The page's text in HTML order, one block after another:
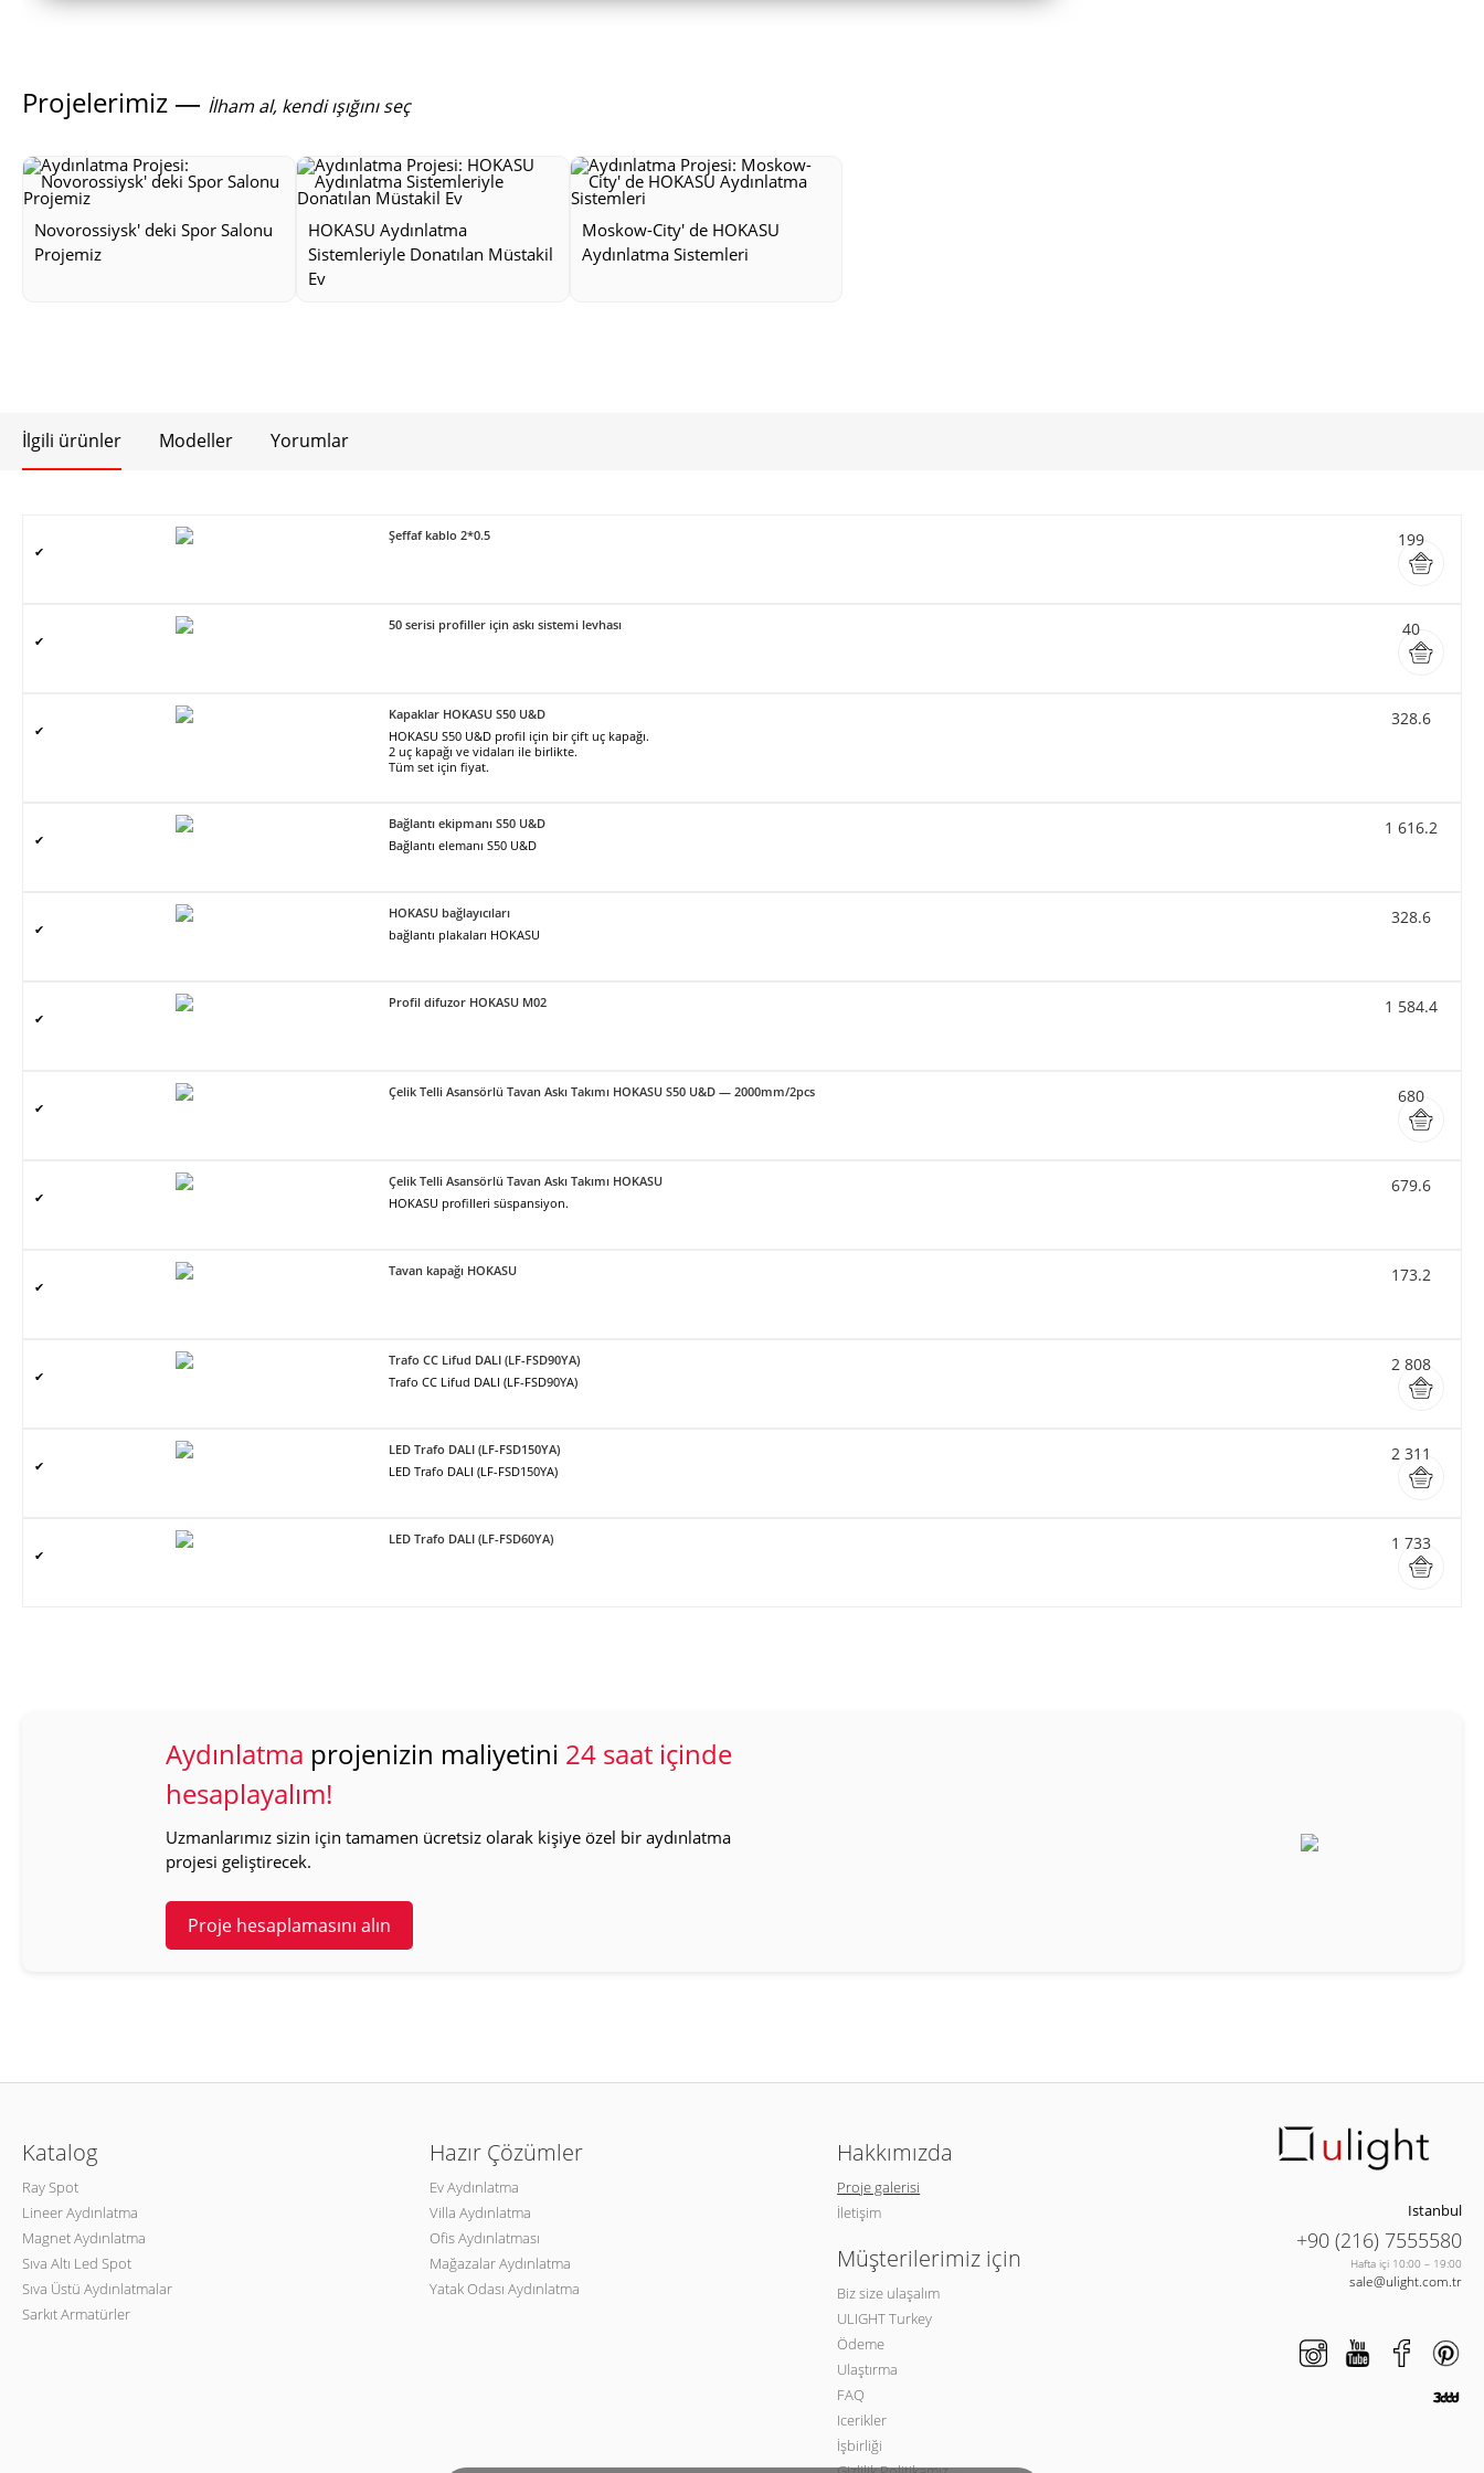
Projelerimiz — İlham al, kendi ışığını seç
Novorossiysk' deki Spor Salonu
Projemiz
HOKASU Aydınlatma
Sistemleriyle Donatılan Müstakil
Ev
Moskow-City' de HOKASU
Aydınlatma Sistemleri
İlgili ürünler Modeller Yorumlar
✔
Şeffaf kablo 2*0.5 199
✔
50 serisi profiller için askı sistemi levhası 40
✔
Kapaklar HOKASU S50 U&D
HOKASU S50 U&D profil için bir çift uç kapağı.
2 uç kapağı ve vidaları ile birlikte.
Tüm set için fiyat.
328.6
✔
Bağlantı ekipmanı S50 U&D
Bağlantı elemanı S50 U&D
1 616.2
✔
HOKASU bağlayıcıları
bağlantı plakaları HOKASU
328.6
✔
Profil difuzor HOKASU M02 1 584.4
✔
Çelik Telli Asansörlü Tavan Askı Takımı HOKASU S50 U&D — 2000mm/2pcs 680
✔
Çelik Telli Asansörlü Tavan Askı Takımı HOKASU
HOKASU profilleri süspansiyon.
679.6
✔
Tavan kapağı HOKASU 173.2
✔
Trafo CC Lifud DALI (LF-FSD90YA)
Trafo CC Lifud DALI (LF-FSD90YA)
2 808
✔
LED Trafo DALI (LF-FSD150YA)
LED Trafo DALI (LF-FSD150YA)
2 311
✔
LED Trafo DALI (LF-FSD60YA) 1 733
Aydınlatma projenizin maliyetini 24 saat içinde
hesaplayalım!
Uzmanlarımız sizin için tamamen ücretsiz olarak kişiye özel bir aydınlatma
projesi geliştirecek.
Proje hesaplamasını alın
Katalog
Ray Spot
Lineer Aydınlatma
Magnet Aydınlatma
Sıva Altı Led Spot
Sıva Üstü Aydınlatmalar
Sarkıt Armatürler
Hazır Çözümler
Ev Aydınlatma
Villa Aydınlatma
Ofis Aydınlatması
Mağazalar Aydınlatma
Yatak Odası Aydınlatma
Hakkımızda
Proje galerisi
İletişim
Müşterilerimiz için
Biz size ulaşalım
ULIGHT Turkey
Ödeme
Ulaştırma
FAQ
Icerikler
İşbirliği
Istanbul
+90 (216) 7555580
Hafta içi 10:00 – 19:00
sale@ulight.com.tr